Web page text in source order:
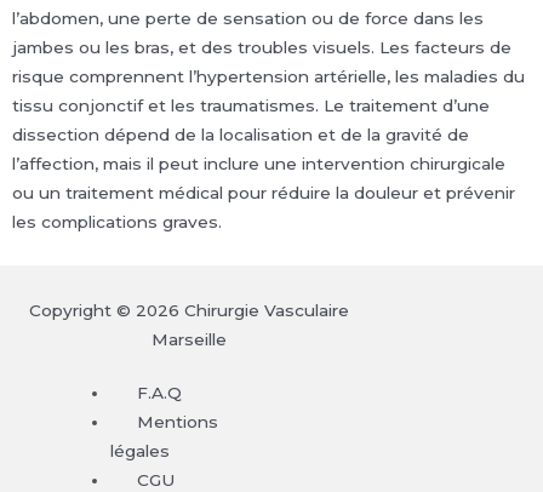
l’abdomen, une perte de sensation ou de force dans les
jambes ou les bras, et des troubles visuels. Les facteurs de
risque comprennent l’hypertension artérielle, les maladies du
tissu conjonctif et les traumatismes. Le traitement d’une
dissection dépend de la localisation et de la gravité de
l’affection, mais il peut inclure une intervention chirurgicale
ou un traitement médical pour réduire la douleur et prévenir
les complications graves.
Copyright © 2026 Chirurgie Vasculaire
Marseille
F.A.Q
Mentions
légales
CGU